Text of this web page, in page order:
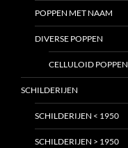
POPPEN MET NAAM
DIVERSE POPPEN
CELLULOID POPPEN
SCHILDERIJEN
SCHILDERIJEN < 1950
SCHILDERIJEN > 1950